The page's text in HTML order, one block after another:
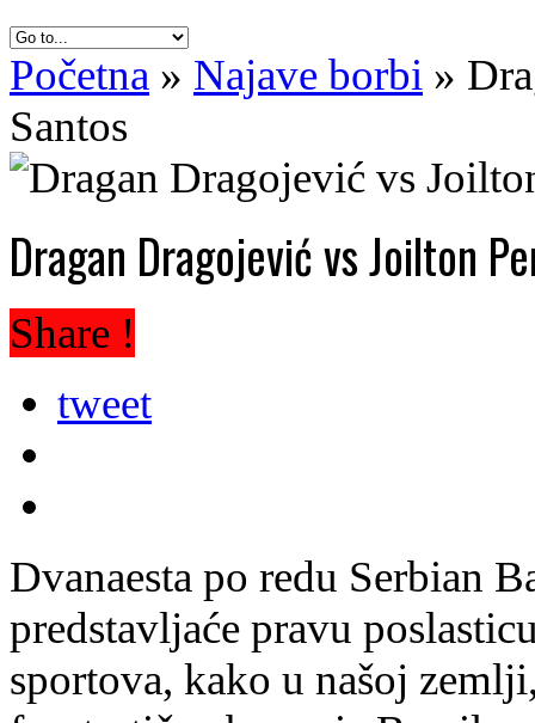
Početna » Najave borbi »
Santos
Dragan Dragojević vs Joilton
Share !
tweet
Dvanaesta po redu Serbian
predstavljaće pravu
sportova, kako u našoj